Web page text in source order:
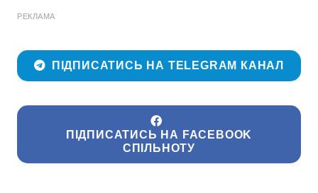
РЕКЛАМА
ПІДПИСАТИСЬ НА TELEGRAM КАНАЛ
ПІДПИСАТИСЬ НА FACEBOOK
СПІЛЬНОТУ